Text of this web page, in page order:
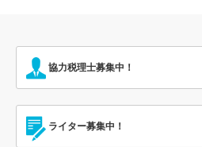
協力税理士募集中！
ライター募集中！